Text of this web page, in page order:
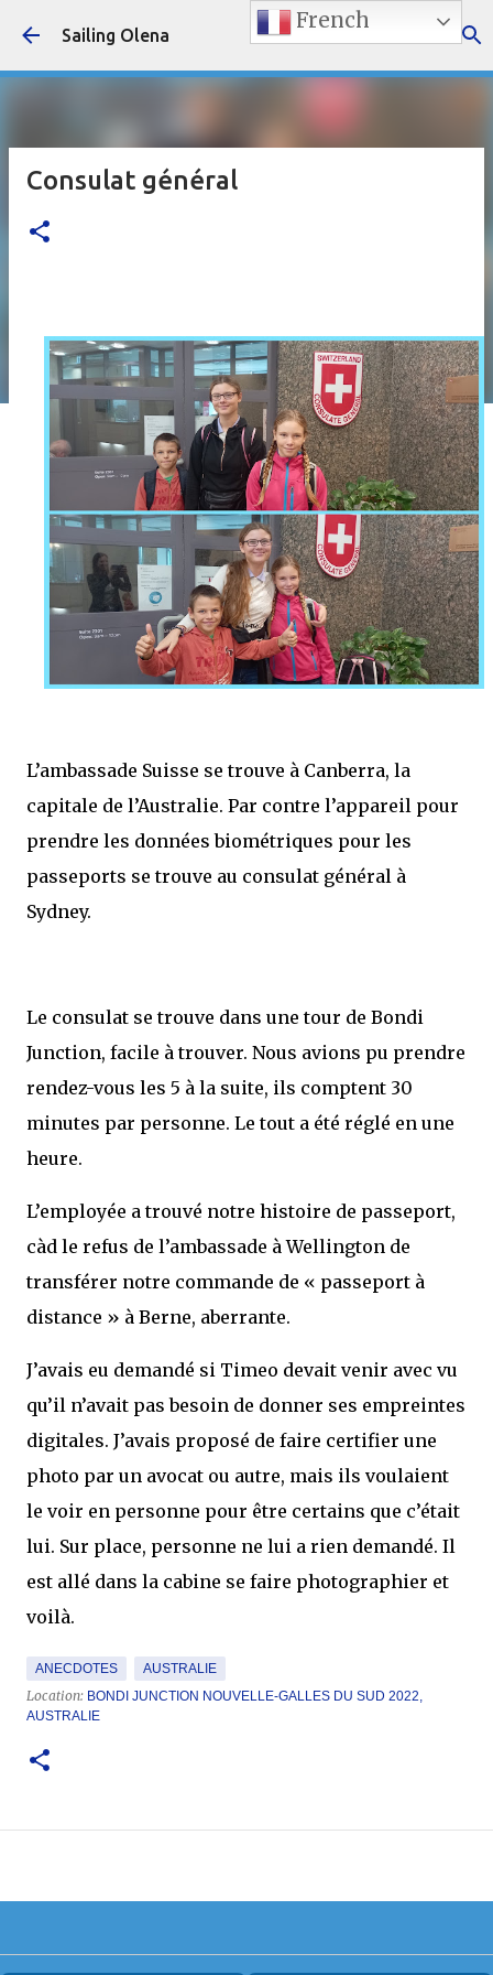
Accéder au contenu principal
Sailing Olena
Consulat général
L’ambassade Suisse se trouve à Canberra, la
capitale de l’Australie. Par contre l’appareil pour
prendre les données biométriques pour les
passeports se trouve au consulat général à
Sydney.
Le consulat se trouve dans une tour de Bondi
Junction, facile à trouver. Nous avions pu prendre
rendez-vous les 5 à la suite, ils comptent 30
minutes par personne. Le tout a été réglé en une
heure.
L’employée a trouvé notre histoire de passeport,
càd le refus de l’ambassade à Wellington de
transférer notre commande de « passeport à
distance » à Berne, aberrante.
J’avais eu demandé si Timeo devait venir avec vu
qu’il n’avait pas besoin de donner ses empreintes
digitales. J’avais proposé de faire certifier une
photo par un avocat ou autre, mais ils voulaient
le voir en personne pour être certains que c’était
lui. Sur place, personne ne lui a rien demandé. Il
est allé dans la cabine se faire photographier et
voilà.
ANECDOTES AUSTRALIE
Location: BONDI JUNCTION NOUVELLE-GALLES DU SUD 2022,
AUSTRALIE
French